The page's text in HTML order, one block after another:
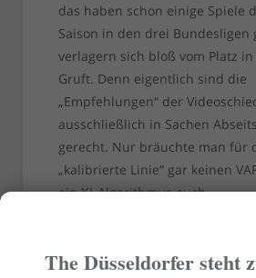
das haben schon einige Spiele
Saison in den drei Bundesligen
verlagern sich bloß vom Platz
Gruft. Denn eigentlich sind die
„Empfehlungen“ der
ausschließlich in Sachen
gerecht. Nur bräuchte man für
„kalibrierte Linie“ gar keinen
ein KI-Algorithmus auch.
The Düsseldorfer steht